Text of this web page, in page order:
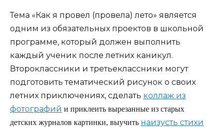
Тема «Как я провел (провела) лето» является
одним из обязательных проектов в школьной
программе, который должен выполнить
каждый ученик после летних каникул.
Второклассники и третьеклассники могут
подготовить тематический рисунок о своих
летних приключениях, сделать коллаж из
фотографий и приклеить вырезанные из старых
детских журналов картинки, выучить наизусть стихи